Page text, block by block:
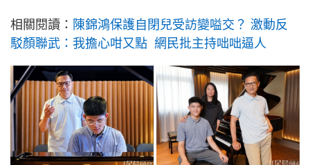
相關閱讀： 陳錦鴻保護自閉兒受訪變嗌交？ 激動反
駁顏聯武：我擔心咁又點 網民批主持咄咄逼人